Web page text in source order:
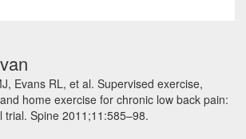
Evans RL, et al. Supervised exercise,
home exercise for chronic low back pain:
trial. Spine 2011;11:585–98.